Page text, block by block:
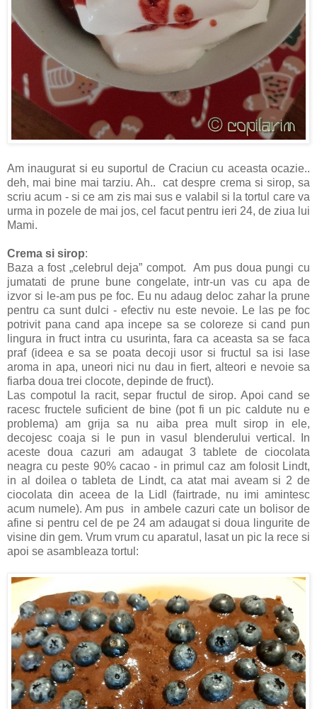
Am inaugurat si eu suportul de Craciun cu aceasta ocazie..
deh, mai bine mai tarziu. Ah.. cat despre crema si sirop, sa
scriu acum - si ce am zis mai sus e valabil si la tortul care va
urma in pozele de mai jos, cel facut pentru ieri 24, de ziua lui
Mami.
Crema si sirop:
Baza a fost „celebrul deja” compot. Am pus doua pungi cu
jumatati de prune bune congelate, intr-un vas cu apa de
izvor si le-am pus pe foc. Eu nu adaug deloc zahar la prune
pentru ca sunt dulci - efectiv nu este nevoie. Le las pe foc
potrivit pana cand apa incepe sa se coloreze si cand pun
lingura in fruct intra cu usurinta, fara ca aceasta sa se faca
praf (ideea e sa se poata decoji usor si fructul sa isi lase
aroma in apa, uneori nici nu dau in fiert, alteori e nevoie sa
fiarba doua trei clocote, depinde de fruct).
Las compotul la racit, separ fructul de sirop. Apoi cand se
racesc fructele suficient de bine (pot fi un pic caldute nu e
problema) am grija sa nu aiba prea mult sirop in ele,
decojesc coaja si le pun in vasul blenderului vertical. In
aceste doua cazuri am adaugat 3 tablete de ciocolata
neagra cu peste 90% cacao - in primul caz am folosit Lindt,
in al doilea o tableta de Lindt, ca atat mai aveam si 2 de
ciocolata din aceea de la Lidl (fairtrade, nu imi amintesc
acum numele). Am pus in ambele cazuri cate un bolisor de
afine si pentru cel de pe 24 am adaugat si doua lingurite de
visine din gem. Vrum vrum cu aparatul, lasat un pic la rece si
apoi se asambleaza tortul: